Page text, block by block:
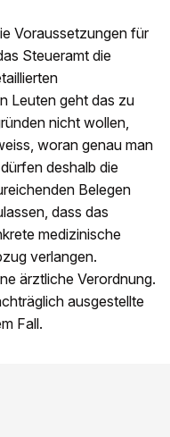
Voraussetzungen für
Steueramt die
Leuten geht das zu
nicht wollen,
woran genau man
deshalb die
Belegen
dass das
medizinische
verlangen.
ärztliche Verordnung.
ausgestellte
Fall.